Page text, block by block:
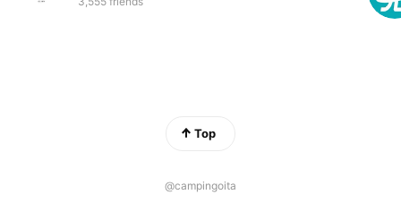
Top
@campingoita